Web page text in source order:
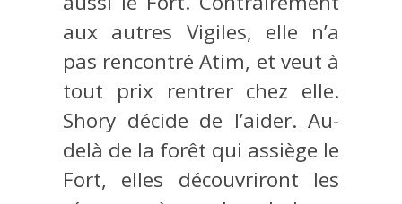
aux autres Vigiles, elle n’a
pas rencontré Atim, et veut à
tout prix rentrer chez elle.
Shory décide de l’aider. Au-
delà de la forêt qui assiège le
Fort, elles découvriront les